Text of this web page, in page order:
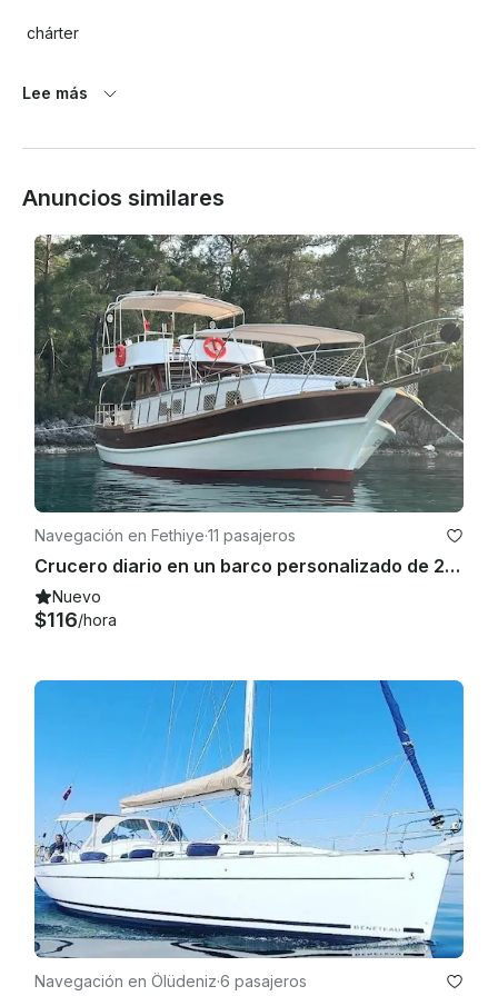
semanales, con embarque los sábados y desembarque el
sábado siguiente.
Tarifas semanales por mes:
— 4.500€ • Junio — 6.000€ • Julio
— 7.700€ • Agosto — 9.000€ • Septiembre
aplican a un chárter mínimo de 7 días.
temporada baja
, previa solicitud.
- El precio del alquiler incluye la tripulación, el combustible
para un máximo de 4 horas de crucero al día, las tarifas
toallas, el uso de deportes acuáticos estándar y el seguro
Lee más
Anuncios similares
Navegación en Fethiye·11 pasajeros
Crucero diario en un barco personalizado de 26 pies en Fethiye
Nuevo
$116/hora
Navegación en Ölüdeniz·6 pasajeros